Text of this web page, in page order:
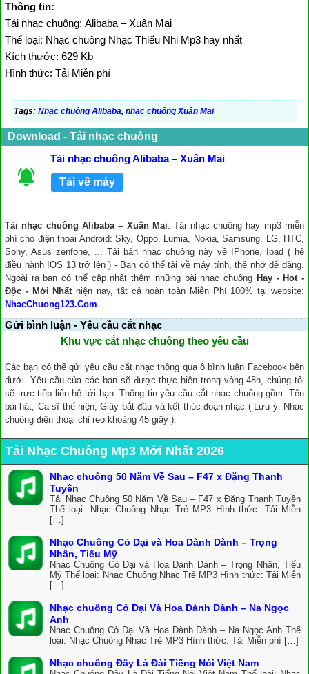
Thông tin:
Tải nhạc chuông: Alibaba – Xuân Mai
Thể loại: Nhạc chuông Nhạc Thiếu Nhi Mp3 hay nhất
Kích thước: 629 Kb
Hình thức: Tải Miễn phí
Tags: Nhạc chuông Alibaba, nhạc chuông Xuân Mai
Download - Tải nhạc chuông
Tải nhạc chuông Alibaba – Xuân Mai
Tải về máy
Tải nhạc chuông Alibaba – Xuân Mai. Tải nhạc chuông hay mp3 miễn
phí cho điện thoại Android: Sky, Oppo, Lumia, Nokia, Samsung, LG, HTC,
Sony, Asus zenfone, ... Tải bản nhạc chuông này về IPhone, Ipad ( hệ
điều hành IOS 13 trở lên ) - Bạn có thể tải về máy tính, thẻ nhớ dễ dàng.
Ngoài ra bạn có thể cập nhật thêm những bài nhạc chuông Hay - Hot -
Độc - Mới Nhấthiện nay, tất cả hoàn toàn Miễn Phí 100% tại website:
NhacChuong123.Com
Gửi bình luận - Yêu cầu cắt nhạc
Khu vực cắt nhạc chuông theo yêu cầu
Các bạn có thể gửi yêu cầu cắt nhạc thông qua ô bình luận Facebook bên
dưới. Yêu cầu của các bạn sẽ được thực hiện trong vòng 48h, chúng tôi
sẽ trực tiếp liên hệ tới bạn. Thông tin yêu cầu cắt nhạc chuông gồm: Tên
bài hát, Ca sĩ thể hiện, Giây bắt đầu và kết thúc đoạn nhạc ( Lưu ý: Nhạc
chuông điện thoại chỉ reo khoảng 45 giây ).
Tải Nhạc Chuông Mp3 Mới Nhất 2026
Nhạc chuông 50 Năm Về Sau – F47 x Đặng Thanh
Tuyền
Tải Nhạc Chuông 50 Năm Về Sau – F47 x Đặng Thanh Tuyền
Thể loại: Nhạc Chuông Nhạc Trẻ MP3 Hình thức: Tải Miễn
[…]
Nhạc Chuông Cỏ Dại và Hoa Dành Dành – Trọng
Nhân, Tiểu Mỹ
Nhạc Chuông Cỏ Dại và Hoa Dành Dành – Trọng Nhân, Tiểu
Mỹ Thể loại: Nhạc Chuông Nhạc Trẻ MP3 Hình thức: Tải Miễn
[…]
Nhạc chuông Cỏ Dại Và Hoa Dành Dành – Na Ngọc
Anh
Nhạc Chuông Cỏ Dại Và Hoa Dành Dành – Na Ngọc Anh Thể
loại: Nhạc Chuông Nhạc Trẻ MP3 Hình thức: Tải Miễn phí […]
Nhạc chuông Đây Là Đài Tiếng Nói Việt Nam